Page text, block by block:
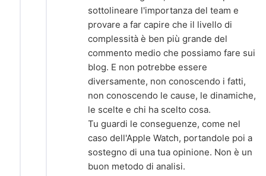
sottolineare l'importanza del team e
provare a far capire che il livello di
complessità è ben più grande del
commento medio che possiamo fare sui
blog. E non potrebbe essere
diversamente, non conoscendo i fatti,
non conoscendo le cause, le dinamiche,
le scelte e chi ha scelto cosa.
Tu guardi le conseguenze, come nel
caso dell'Apple Watch, portandole poi a
sostegno di una tua opinione. Non è un
buon metodo di analisi.